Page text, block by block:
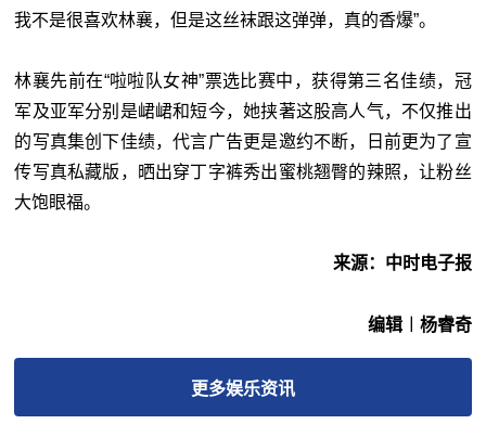
我不是很喜欢林襄，但是这丝袜跟这弹弹，真的香爆”。
林襄先前在“啦啦队女神”票选比赛中，获得第三名佳绩，冠
军及亚军分别是峮峮和短今，她挟著这股高人气，不仅推出
的写真集创下佳绩，代言广告更是邀约不断，日前更为了宣
传写真私藏版，晒出穿丁字裤秀出蜜桃翘臀的辣照，让粉丝
大饱眼福。
来源：中时电子报
编辑︱杨睿奇
更多娱乐资讯